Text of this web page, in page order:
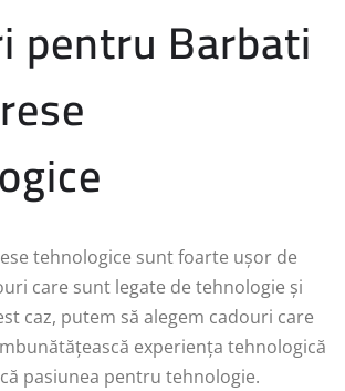
pentru Barbati
tehnologice sunt foarte ușor de
care sunt legate de tehnologie și
caz, putem să alegem cadouri care
experiența tehnologică
pasiunea pentru tehnologie.